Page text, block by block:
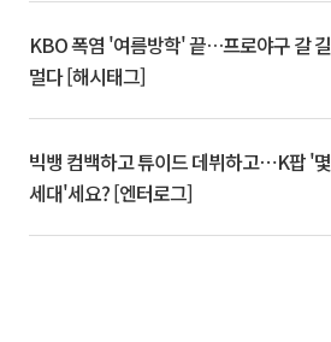
KBO 폭염 '여름방학' 끝…프로야구 갈 길
멀다 [해시태그]
빅뱅 컴백하고 튜이드 데뷔하고⋯K팝 '몇
세대'세요? [엔터로그]